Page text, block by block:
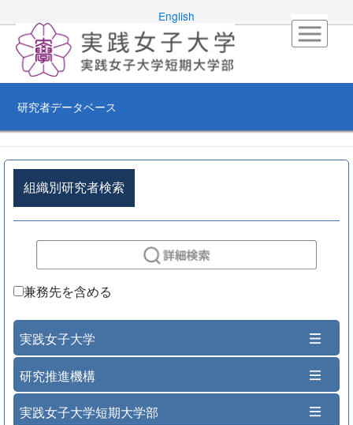
English
研究者データベース
組織別研究者検索
兼務先を含める
実践女子大学
研究推進機構
実践女子大学短期大学部